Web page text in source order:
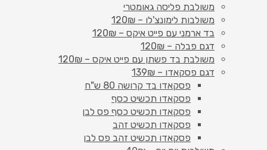
משולבת פליסה גאומטרי
משולבות לימונצ'לו – 120₪
בד ארמני עם פייט איקס – 120₪
דגם פבלה – 120₪
משולבת בד פשתן עם פייט איקס – 120₪
דגם פסקאדו – 139₪
פסקאדו בד קרושה 80 ש"ח
פסקאדו תכשיט כסף
פסקאדו תכשיט כסף פס לבן
פסקאדו תכשיט זהב
פסקאדו תכשיט זהב פס לבן